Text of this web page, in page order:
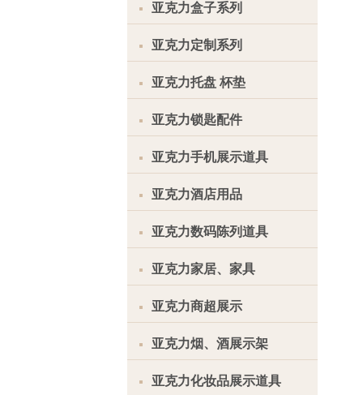
亚克力盒子系列
亚克力定制系列
亚克力托盘 杯垫
亚克力锁匙配件
亚克力手机展示道具
亚克力酒店用品
亚克力数码陈列道具
亚克力家居、家具
亚克力商超展示
亚克力烟、酒展示架
亚克力化妆品展示道具